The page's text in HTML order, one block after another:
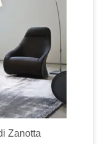
Zanotta